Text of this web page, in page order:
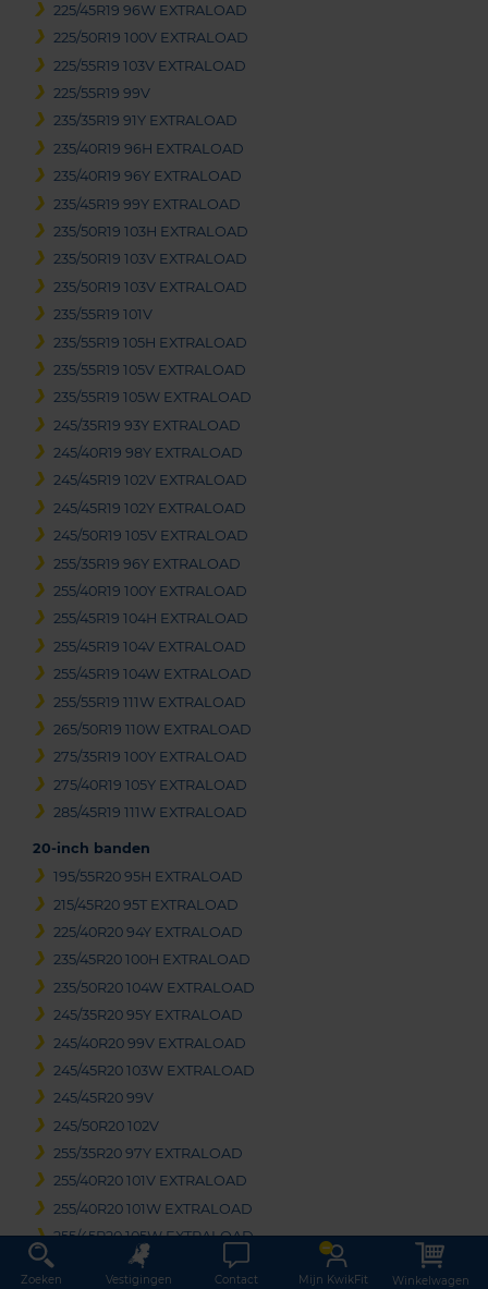
225/45R19 96W EXTRALOAD
225/50R19 100V EXTRALOAD
225/55R19 103V EXTRALOAD
225/55R19 99V
235/35R19 91Y EXTRALOAD
235/40R19 96H EXTRALOAD
235/40R19 96Y EXTRALOAD
235/45R19 99Y EXTRALOAD
235/50R19 103H EXTRALOAD
235/50R19 103V EXTRALOAD
235/50R19 103V EXTRALOAD
235/55R19 101V
235/55R19 105H EXTRALOAD
235/55R19 105V EXTRALOAD
235/55R19 105W EXTRALOAD
245/35R19 93Y EXTRALOAD
245/40R19 98Y EXTRALOAD
245/45R19 102V EXTRALOAD
245/45R19 102Y EXTRALOAD
245/50R19 105V EXTRALOAD
255/35R19 96Y EXTRALOAD
255/40R19 100Y EXTRALOAD
255/45R19 104H EXTRALOAD
255/45R19 104V EXTRALOAD
255/45R19 104W EXTRALOAD
255/55R19 111W EXTRALOAD
265/50R19 110W EXTRALOAD
275/35R19 100Y EXTRALOAD
275/40R19 105Y EXTRALOAD
285/45R19 111W EXTRALOAD
20-inch banden
195/55R20 95H EXTRALOAD
215/45R20 95T EXTRALOAD
225/40R20 94Y EXTRALOAD
235/45R20 100H EXTRALOAD
235/50R20 104W EXTRALOAD
245/35R20 95Y EXTRALOAD
245/40R20 99V EXTRALOAD
245/45R20 103W EXTRALOAD
245/45R20 99V
245/50R20 102V
255/35R20 97Y EXTRALOAD
255/40R20 101V EXTRALOAD
255/40R20 101W EXTRALOAD
255/45R20 105W EXTRALOAD
255/50R20 109Y EXTRALOAD
Zoeken Vestigingen Contact Mijn KwikFit Winkelwagen